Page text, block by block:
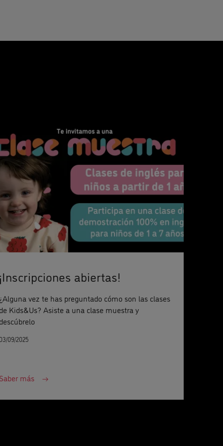
abiertas!
vez te has preguntado cómo son las clases
Kids&Us? Asiste a una clase muestra y
09/2025
más